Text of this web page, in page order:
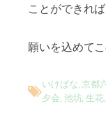
ことができれば
願いを込めて
いけばな,京都
夕会, 池坊,生花,